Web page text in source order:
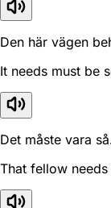
Den här vägen
It needs must be
Det måste vara
That fellow